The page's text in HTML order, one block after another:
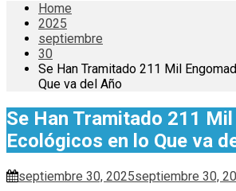
Home
2025
septiembre
30
Se Han Tramitado 211 Mil
Que va del Año
Se Han Tramitado 211
Ecológicos en lo Que va
septiembre 30, 2025septiembre 30,